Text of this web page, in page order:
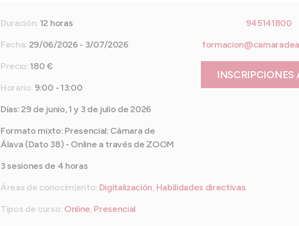
Duración: 12 horas
Fecha: 29/06/2026 - 3/07/2026
Precio:180 €
Horario: 9:00 - 13:00
Días: 29 de junio, 1 y 3 de julio de 2026
Formato mixto: Presencial: Cámara de
Álava (Dato 38) - Online a través de ZOOM
3 sesiones de 4 horas
945141800
INSCRIPCIONES
Áreas de conocimiento: Digitalización, Habilidades directivas
Tipos de curso: Online, Presencial